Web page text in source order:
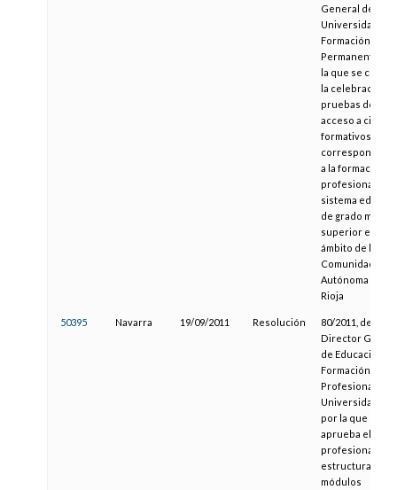
General de
Universidades y
Formación
Permanente,
la que se
la celebración
pruebas de
acceso a ciclos
formativos
a la formación
profesional del
sistema
de grado medio
superior en el
ámbito de la
Comunidad
Autónoma de La
Rioja
50395 Navarra 19/09/2011 Resolución
80/2011, del
Director
de Educación,
Formación
Profesional y
Universidades,
por la que se
aprueba el perfil
profesional y la
estructura de
módulos